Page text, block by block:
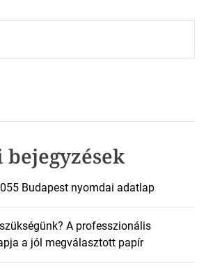
Budapest nyomdai adatlap
A professzionális
a jól megválasztott papír